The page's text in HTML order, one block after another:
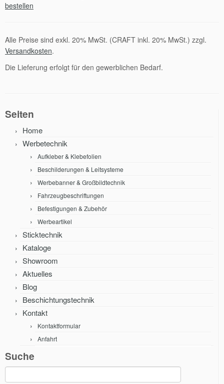
bestellen
Alle Preise sind exkl. 20% MwSt. (CRAFT inkl. 20% MwSt.) zzgl.
Versandkosten.
Die Lieferung erfolgt für den gewerblichen Bedarf.
Seiten
Home
Werbetechnik
Aufkleber & Klebefolien
Beschilderungen & Leitsysteme
Werbebanner & Großbildtechnik
Fahrzeugbeschriftungen
Befestigungen & Zubehör
Werbeartikel
Sticktechnik
Kataloge
Showroom
Aktuelles
Blog
Beschichtungstechnik
Kontakt
Kontaktformular
Anfahrt
Suche